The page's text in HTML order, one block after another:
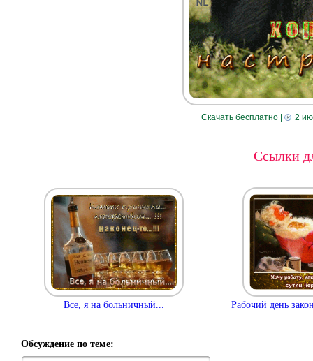
Скачать бесплатно| 2
Ссылки
Все, я на больничный... Рабочий день
Обсуждение по теме: